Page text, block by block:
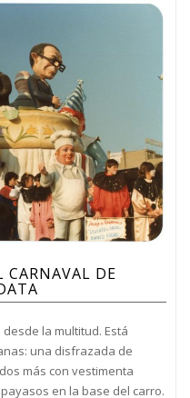
CARNAVAL DE
la multitud. Está
una disfrazada de
más con vestimenta
en la base del carro.